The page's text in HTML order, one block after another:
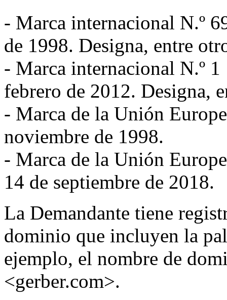
- Marca internacional N.º
de 1998. Designa, entre
- Marca internacional N.º
febrero de 2012. Designa,
- Marca de la Unión
noviembre de 1998.
- Marca de la Unión
14 de septiembre de 2018.
La Demandante tiene
dominio que incluyen la
ejemplo, el nombre de
<gerber.com>.